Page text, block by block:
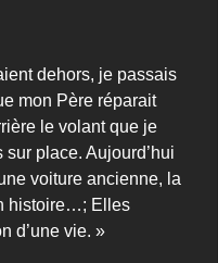
dehors, je passais
mon Père réparait
le volant que je
place. Aujourd’hui
voiture ancienne, la
histoire…; Elles
d’une vie. »